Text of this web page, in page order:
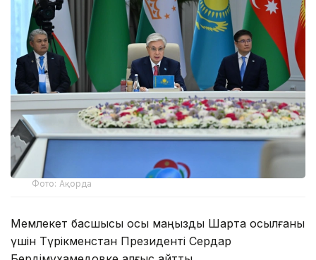
Фото: Ақорда
Мемлекет басшысы осы маңызды Шартқа қосылғаны
үшін Түрікменстан Президенті Сердар